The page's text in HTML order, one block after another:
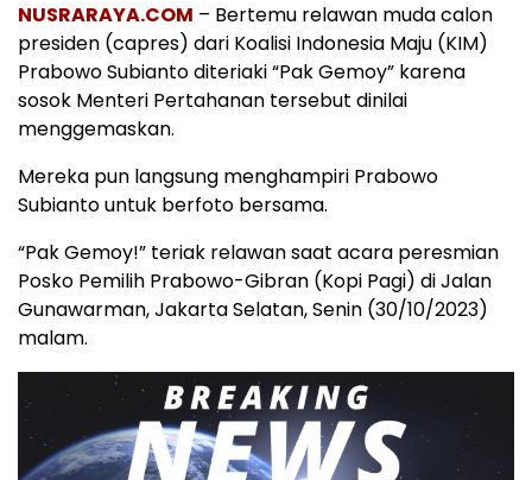
NUSRARAYA.COM – Bertemu relawan muda calon
presiden (capres) dari Koalisi Indonesia Maju (KIM)
Prabowo Subianto diteriaki “Pak Gemoy” karena
sosok Menteri Pertahanan tersebut dinilai
menggemaskan.
Mereka pun langsung menghampiri Prabowo
Subianto untuk berfoto bersama.
“Pak Gemoy!” teriak relawan saat acara peresmian
Posko Pemilih Prabowo-Gibran (Kopi Pagi) di Jalan
Gunawarman, Jakarta Selatan, Senin (30/10/2023)
malam.